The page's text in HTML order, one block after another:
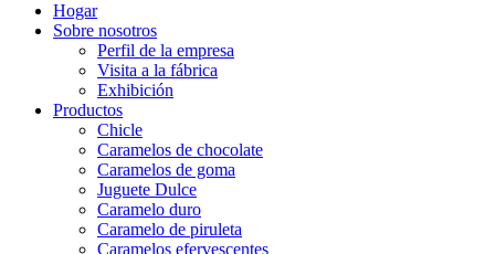
Hogar
Sobre nosotros
Perfil de la empresa
Visita a la fábrica
Exhibición
Productos
Chicle
Caramelos de chocolate
Caramelos de goma
Juguete Dulce
Caramelo duro
Caramelo de piruleta
Caramelos efervescentes